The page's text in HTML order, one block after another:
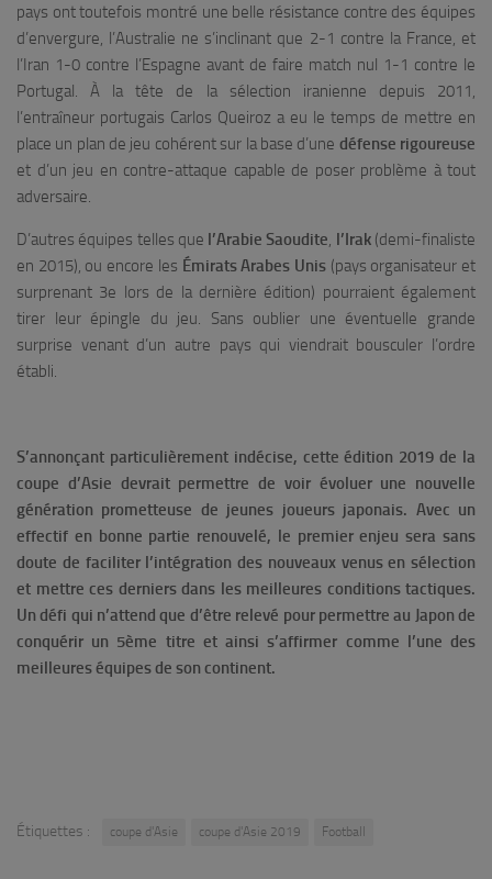
pays ont toutefois montré une belle résistance contre des équipes
d’envergure, l’Australie ne s’inclinant que 2-1 contre la France, et
l’Iran 1-0 contre l’Espagne avant de faire match nul 1-1 contre le
Portugal. À la tête de la sélection iranienne depuis 2011,
l’entraîneur portugais Carlos Queiroz a eu le temps de mettre en
place un plan de jeu cohérent sur la base d’une défense rigoureuse
et d’un jeu en contre-attaque capable de poser problème à tout
adversaire.
D’autres équipes telles que l’Arabie Saoudite, l’Irak(demi-finaliste
en 2015), ou encore les Émirats Arabes Unis(pays organisateur et
surprenant 3e lors de la dernière édition) pourraient également
tirer leur épingle du jeu. Sans oublier une éventuelle grande
surprise venant d’un autre pays qui viendrait bousculer l’ordre
établi.
S’annonçant particulièrement indécise, cette édition 2019 de la
coupe d’Asie devrait permettre de voir évoluer une nouvelle
génération prometteuse de jeunes joueurs japonais. Avec un
effectif en bonne partie renouvelé, le premier enjeu sera sans
doute de faciliter l’intégration des nouveaux venus en sélection
et mettre ces derniers dans les meilleures conditions tactiques.
Un défi qui n’attend que d’être relevé pour permettre au Japon de
conquérir un 5ème titre et ainsi s’affirmer comme l’une des
meilleures équipes de son continent.
Étiquettes : coupe d'Asie coupe d'Asie 2019 Football